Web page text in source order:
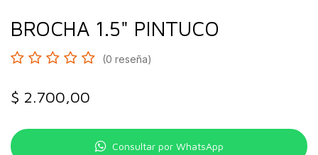
BROCHA 1.5" PINTUCO
(0 reseña)
$ 2.700,00
Consultar por WhatsApp